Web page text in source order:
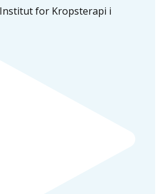
for Kropsterapi i